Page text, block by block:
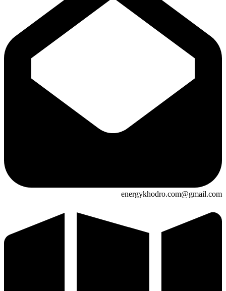
energykhodro.com@gmail.com